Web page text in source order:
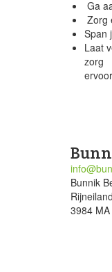
Ga
Zorg
Span
Laat
zorg
Bunnik
3984